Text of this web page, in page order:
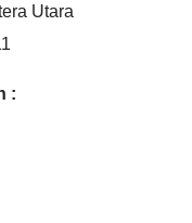
Utara
: